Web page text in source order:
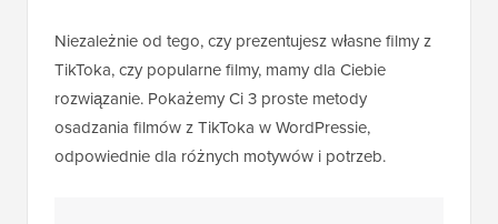
Niezależnie od tego, czy prezentujesz własne filmy z
TikToka, czy popularne filmy, mamy dla Ciebie
rozwiązanie. Pokażemy Ci 3 proste metody
osadzania filmów z TikToka w WordPressie,
odpowiednie dla różnych motywów i potrzeb.